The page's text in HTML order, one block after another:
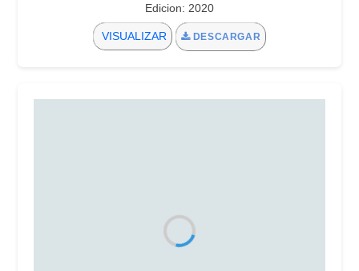
Edicion: 2020
VISUALIZAR DESCARGAR